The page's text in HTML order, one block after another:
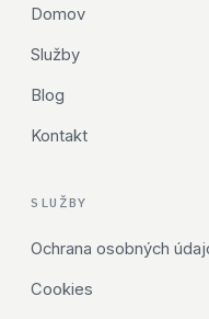
Domov
Služby
Blog
Kontakt
SLUŽBY
Ochrana osobných
Cookies